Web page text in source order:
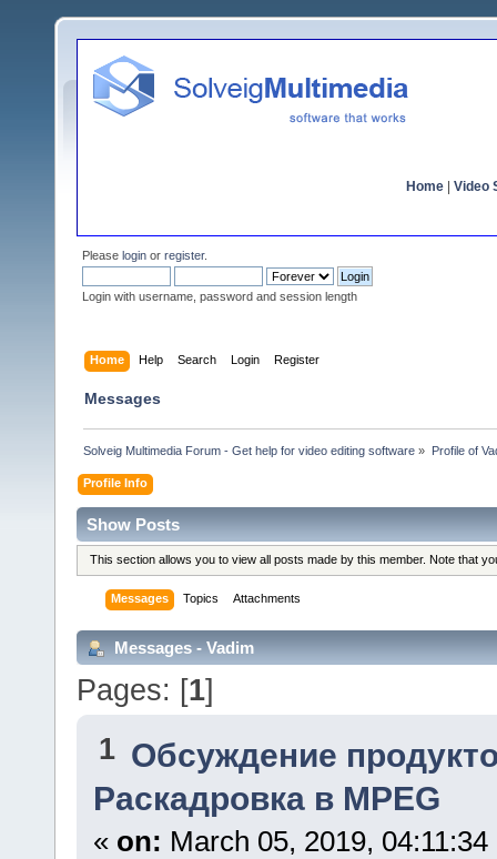
Home Video
Please login or register.
Login with username, password and session length
Home Help Search Login Register
Messages
Solveig Multimedia Forum - Get help for video editing software » Profile of
Profile Info
Show Posts
This section allows you to view all posts made by this member. Note that
Messages Topics Attachments
Messages - Vadim
Pages: [1]
1 Обсуждение
Раскадровка в MPEG
« on: March 05, 2019, 04:11:34